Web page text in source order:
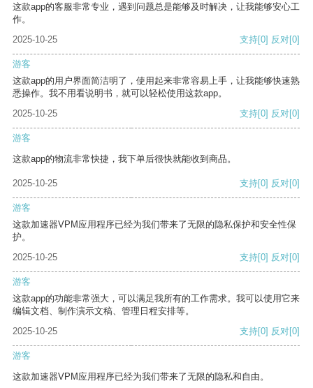
这款app的客服非常专业，遇到问题总是能够及时解决，让我能够安心工
作。
2025-10-25
支持[0] 反对[0]
游客
这款app的用户界面简洁明了，使用起来非常容易上手，让我能够快速熟
悉操作。我不用看说明书，就可以轻松使用这款app。
2025-10-25
支持[0] 反对[0]
游客
这款app的物流非常快捷，我下单后很快就能收到商品。
2025-10-25 支持[0] 反对[0]
游客
这款加速器VPM应用程序已经为我们带来了无限的隐私保护和安全性保
护。
2025-10-25
支持[0] 反对[0]
游客
这款app的功能非常强大，可以满足我所有的工作需求。我可以使用它来
编辑文档、制作演示文稿、管理日程安排等。
2025-10-25
支持[0] 反对[0]
游客
这款加速器VPM应用程序已经为我们带来了无限的隐私和自由。